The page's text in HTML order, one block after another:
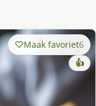
Maak favoriet6
👍